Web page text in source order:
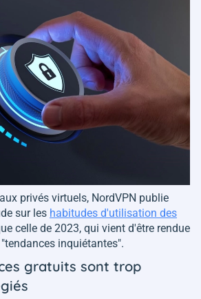
privés virtuels, NordVPN publie
sur les habitudes d'utilisation des
celle de 2023, qui vient d'être rendue
tendances inquiétantes".
gratuits sont trop